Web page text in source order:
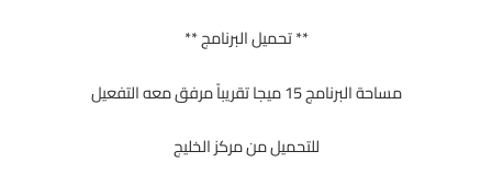
** تحميل البرنامج **
مساحة البرنامج 15 ميجا تقريباً مرفق معه التفعيل
للتحميل من مركز الخليج